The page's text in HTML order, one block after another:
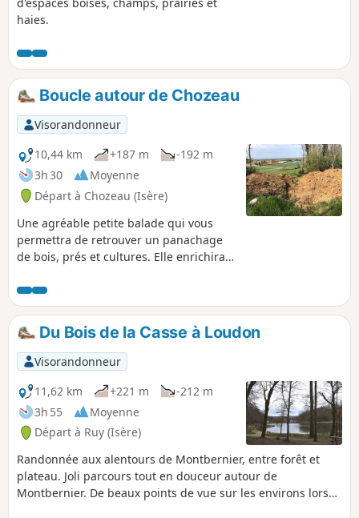
haies.
Boucle autour de Chozeau
Visorandonneur
10,44 km
+187 m
-192 m
3h 30
Moyenne
Départ à Chozeau (Isère)
Une agréable petite balade qui vous
permettra de retrouver un panachage
de bois, prés et cultures. Elle enrichira
saisissant la faune installée sur l’étang
de Varnieu, situé sur ce parcours, et
l’architecture originale du château de
Bourcieu.
Du Bois de la Casse à Loudon
Visorandonneur
11,62 km
+221 m
-212 m
3h 55
Moyenne
Départ à Ruy (Isère)
Randonnée aux alentours de Montbernier, entre forêt et
plateau. Joli parcours tout en douceur autour de
Montbernier. De beaux points de vue sur les environs lors